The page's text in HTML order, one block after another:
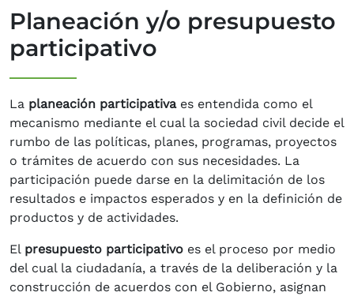
Planeación y/o presupuesto
participativo
La planeación participativa es entendida como el
mecanismo mediante el cual la sociedad civil decide el
rumbo de las políticas, planes, programas, proyectos
o trámites de acuerdo con sus necesidades. La
participación puede darse en la delimitación de los
resultados e impactos esperados y en la definición de
productos y de actividades.
El presupuesto participativo es el proceso por medio
del cual la ciudadanía, a través de la deliberación y la
construcción de acuerdos con el Gobierno, asignan